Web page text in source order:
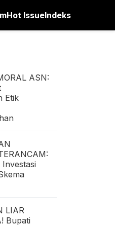
Hot IssueIndeks
ASN:
Etik
LIAR
Bupati